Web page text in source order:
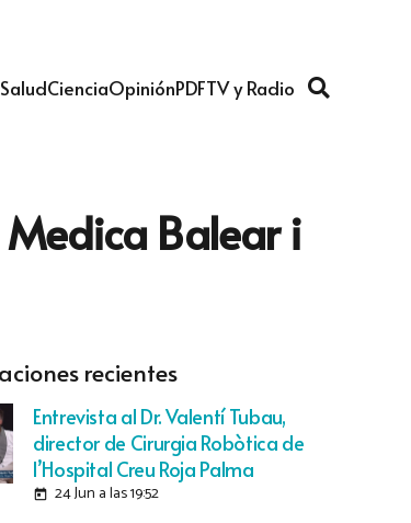
CienciaOpiniónPDFTV y Radio
Balear i
recientes
Entrevista al Dr. Valentí Tubau,
director de Cirurgia Robòtica de
l’Hospital Creu Roja Palma
today 24 Jun a las 19:52